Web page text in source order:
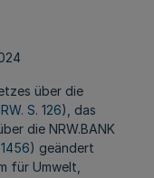
über die
S. 126), das
die NRW.BANK
) geändert
für Umwelt,